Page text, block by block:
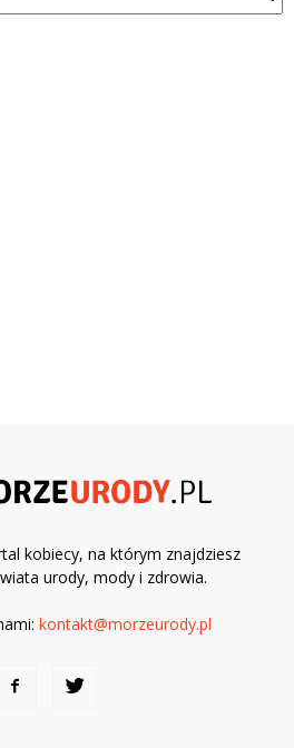
kobiecy, na którym znajdziesz
urody, mody i zdrowia.
kontakt@morzeurody.pl